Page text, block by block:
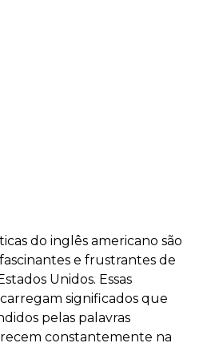
do inglês americano são
e frustrantes de
Unidos. Essas
significados que
pelas palavras
constantemente na